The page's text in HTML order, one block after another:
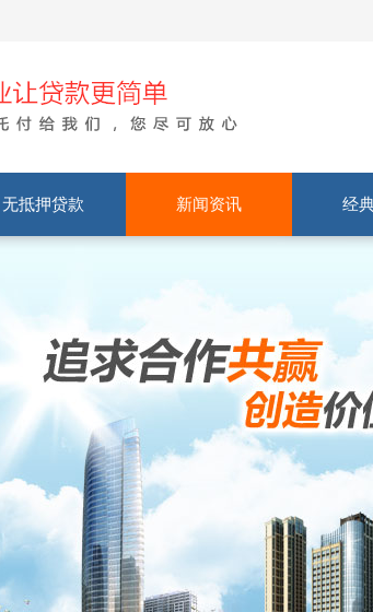
无抵押贷款 新闻资讯 经